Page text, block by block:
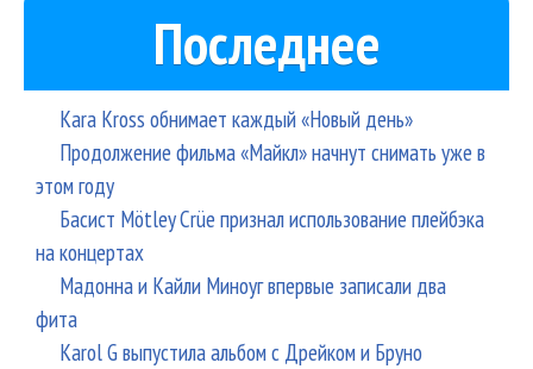
Последнее
Kara Kross обнимает каждый «Новый день»
Продолжение фильма «Майкл» начнут снимать уже в
этом году
Басист Mötley Crüe признал использование плейбэка
на концертах
Мадонна и Кайли Миноуг впервые записали два
фита
Karol G выпустила альбом с Дрейком и Бруно